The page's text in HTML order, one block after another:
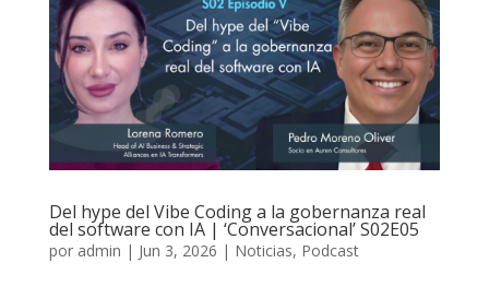
Del hype del Vibe Coding a la gobernanza real
del software con IA | ‘Conversacional’ S02E05
por admin | Jun 3, 2026 | Noticias, Podcast